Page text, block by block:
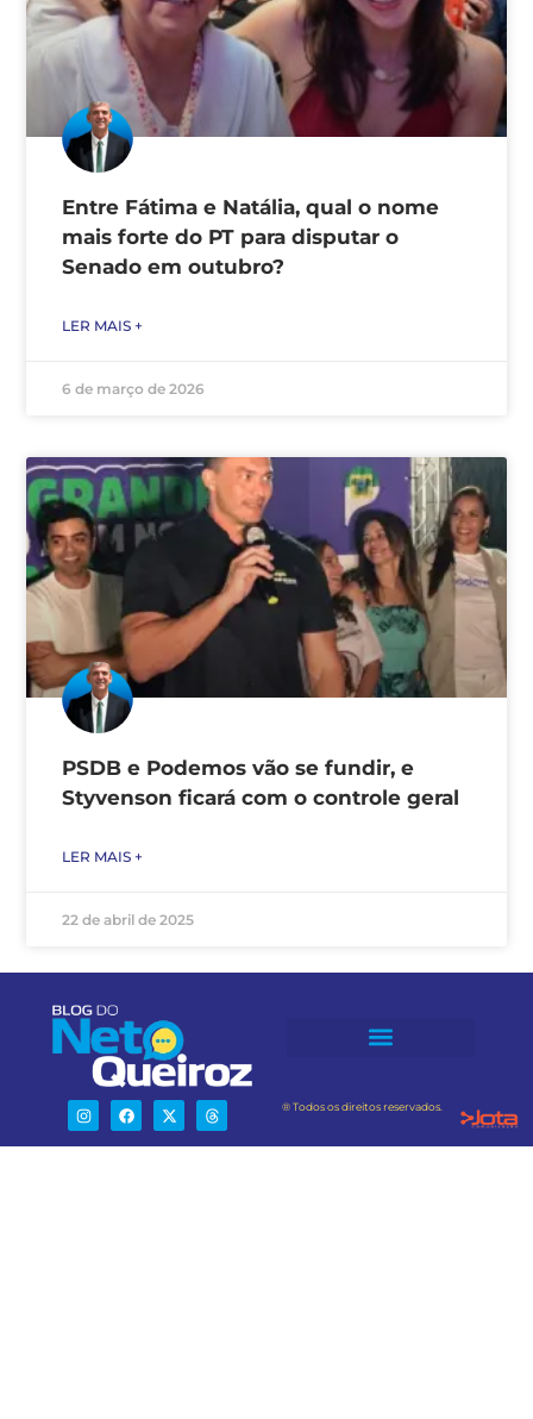
Entre Fátima e Natália, qual o nome
mais forte do PT para disputar o
Senado em outubro?
LER MAIS +
6 de março de 2026
PSDB e Podemos vão se fundir, e
Styvenson ficará com o controle geral
LER MAIS +
22 de abril de 2025
® Todos os direitos reservados.